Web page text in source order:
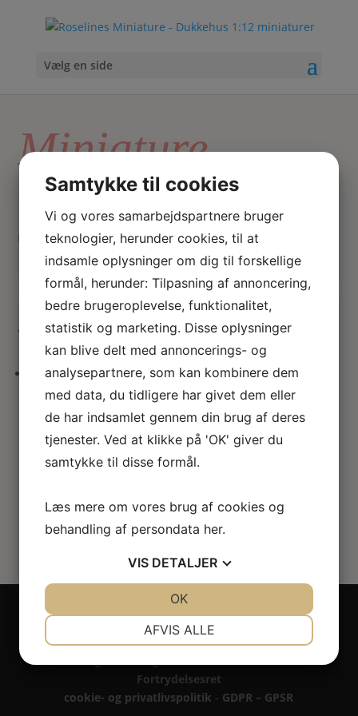
Vælg en side
Miniature
udstoppet ugle
Hjem/ Varer tagged “Miniature udstoppet ugle”
hvad
du
søger
her
Søg
Viser 1 resultat
Miniature udstoppet ugle
Copyright 2024 - All rights reserved RoseLines
Miniature ® på design, brandnavn, logo, tekst og
billedemateriale.
Fortrydelsesret
cookie- og privatlivspolitik - GDPR – GPSR
Samtykke til cookies
Vi og vores samarbejdspartnere bruger
teknologier, herunder cookies, til at
indsamle oplysninger om dig til forskellige
formål, herunder: Tilpasning af annoncering,
bedre brugeroplevelse, funktionalitet,
statistik og marketing. Disse oplysninger
kan blive delt med annoncerings- og
analysepartnere, som kan kombinere dem
med data, du tidligere har givet dem eller
de har indsamlet gennem din brug af deres
tjenester. Ved at klikke på 'OK' giver du
samtykke til disse formål.
Læs mere om vores brug af cookies og
behandling af persondata her.
VIS DETALJER
MARKETING STATISTIK
AFVIS ALLE
OK